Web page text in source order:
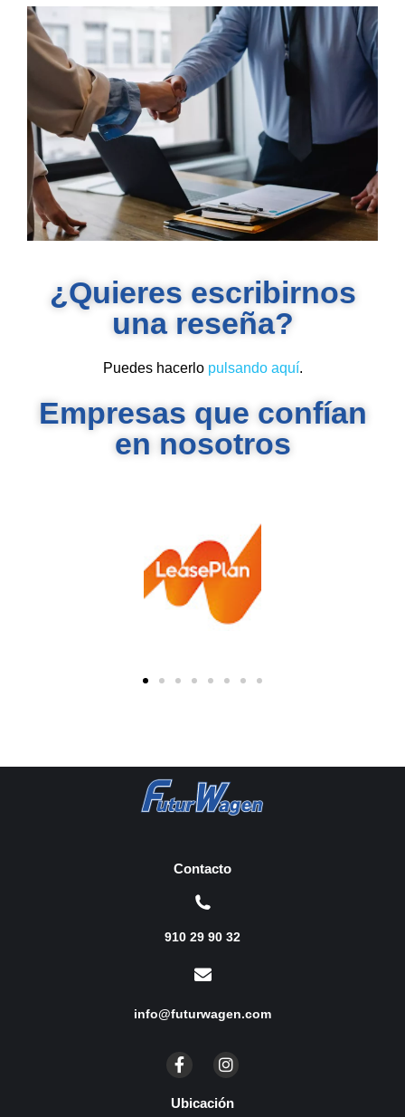
¿Quieres escribirnos
una reseña?
Puedes hacerlo pulsando aquí.
Empresas que confían
en nosotros
Contacto
910 29 90 32
info@futurwagen.com
Ubicación